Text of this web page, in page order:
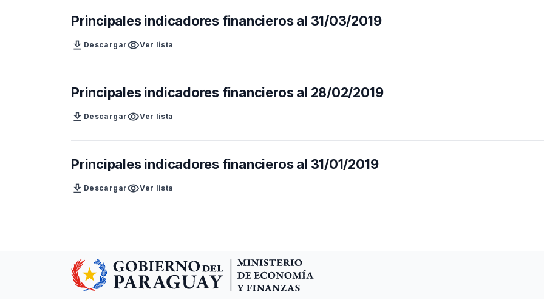
Principales indicadores financieros al 31/03/2019
download DescargarvisibilityVer lista
Principales indicadores financieros al 28/02/2019
download DescargarvisibilityVer lista
Principales indicadores financieros al 31/01/2019
download DescargarvisibilityVer lista